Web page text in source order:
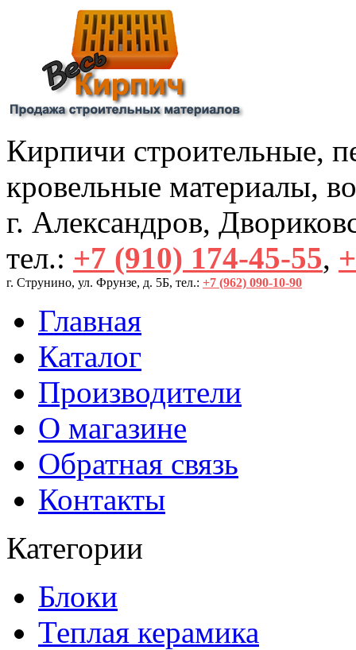
Кирпичи строительные,
кровельные материалы,
г. Александров,
тел.: +7 (910) 174-45-55,
г. Струнино, ул. Фрунзе, д. 5Б, тел.: +7 (962) 090-10-90
Главная
Каталог
Производители
О магазине
Обратная связь
Контакты
Категории
Блоки
Теплая керамика